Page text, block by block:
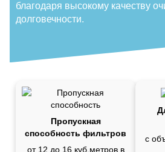
благодаря высокому качеству
долговечности.
Пропускная
способность фильтров
от 12 до 16 куб.метров в
с